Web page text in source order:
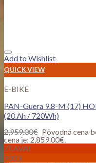
Add to Wishlist
QUICK VIEW
E-BIKE
PAN-Guera 9.8-M (17)
(20 Ah / 720Wh)
2,959.00€ Pôvodná cena
cena je: 2,859.00€.
ZĽAVA!
2023